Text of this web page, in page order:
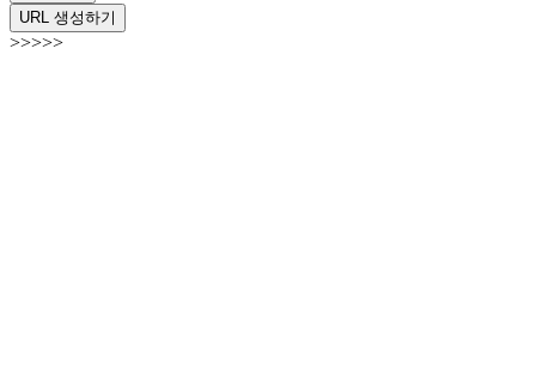
URL 생성하기
>>>>>